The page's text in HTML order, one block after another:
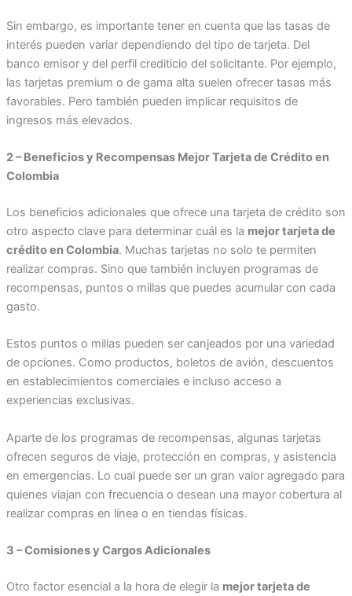
Sin embargo, es importante tener en cuenta que las tasas de
interés pueden variar dependiendo del tipo de tarjeta. Del
banco emisor y del perfil crediticio del solicitante. Por ejemplo,
las tarjetas premium o de gama alta suelen ofrecer tasas más
favorables. Pero también pueden implicar requisitos de
ingresos más elevados.
2 – Beneficios y Recompensas Mejor Tarjeta de Crédito en
Colombia
Los beneficios adicionales que ofrece una tarjeta de crédito son
otro aspecto clave para determinar cuál es la mejor tarjeta de
crédito en Colombia. Muchas tarjetas no solo te permiten
realizar compras. Sino que también incluyen programas de
recompensas, puntos o millas que puedes acumular con cada
gasto.
Estos puntos o millas pueden ser canjeados por una variedad
de opciones. Como productos, boletos de avión, descuentos
en establecimientos comerciales e incluso acceso a
experiencias exclusivas.
Aparte de los programas de recompensas, algunas tarjetas
ofrecen seguros de viaje, protección en compras, y asistencia
en emergencias. Lo cual puede ser un gran valor agregado para
quienes viajan con frecuencia o desean una mayor cobertura al
realizar compras en línea o en tiendas físicas.
3 – Comisiones y Cargos Adicionales
Otro factor esencial a la hora de elegir la mejor tarjeta de